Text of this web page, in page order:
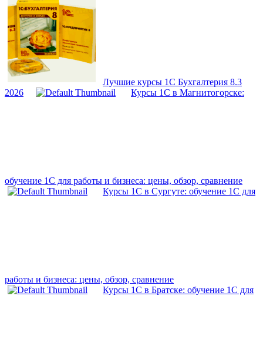
Лучшие курсы 1С Бухгалтерия 8.3
2026
Курсы 1С в Магнитогорске:
обучение 1С для работы и бизнеса: цены, обзор, сравнение
Курсы 1С в Сургуте: обучение 1С для
работы и бизнеса: цены, обзор, сравнение
Курсы 1С в Братске: обучение 1С для